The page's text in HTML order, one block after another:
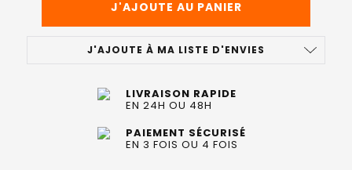
J'AJOUTE À MA LISTE D'ENVIES
LIVRAISON RAPIDE
EN 24H OU 48H
PAIEMENT SÉCURISÉ
EN 3 FOIS OU 4 FOIS